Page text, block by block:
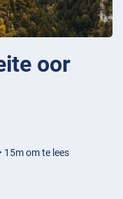
oor
15m om te lees